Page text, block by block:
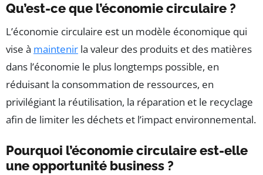
Qu’est-ce que l’économie circulaire ?
L’économie circulaire est un modèle économique qui
vise à maintenir la valeur des produits et des matières
dans l’économie le plus longtemps possible, en
réduisant la consommation de ressources, en
privilégiant la réutilisation, la réparation et le recyclage
afin de limiter les déchets et l’impact environnemental.
Pourquoi l’économie circulaire est-elle
une opportunité business ?